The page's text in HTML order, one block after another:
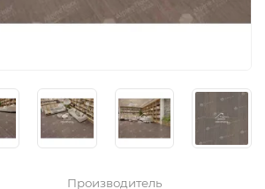
Производитель